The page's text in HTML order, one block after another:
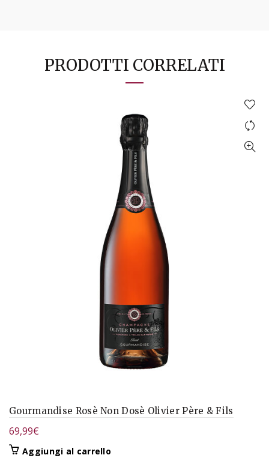
PRODOTTI CORRELATI
Gourmandise Rosè Non Dosè Olivier Père & Fils
69,99€
Aggiungi al carrello